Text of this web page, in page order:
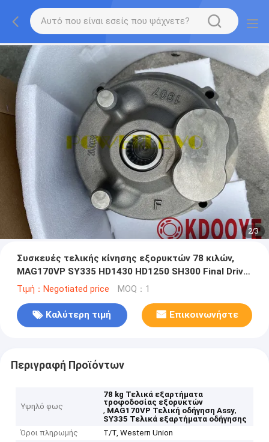
2/3
Συσκευές τελικής κίνησης εξορυκτών 78 κιλών,
MAG170VP SY335 HD1430 HD1250 SH300 Final Drive
Assy
Τιμή：Negotiated price MOQ：1
Καλύτερη τιμή Επικοινωνήστε
Περιγραφή Προϊόντων
Υψηλό φως
78 kg Τελικά εξαρτήματα
τροφοδοσίας εξορυκτών
, MAG170VP Τελική οδήγηση Assy,
SY335 Τελικά εξαρτήματα οδήγησης
Όροι πληρωμής
T/T, Western Union